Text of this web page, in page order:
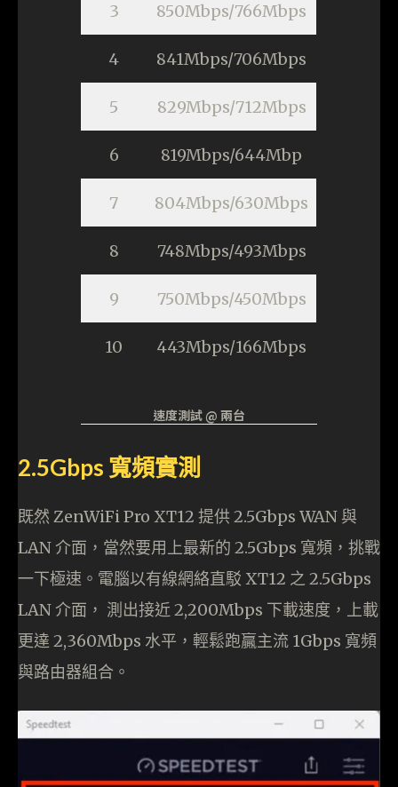
3 850Mbps/766Mbps
4 841Mbps/706Mbps
5 829Mbps/712Mbps
6 819Mbps/644Mbp
7 804Mbps/630Mbps
8 748Mbps/493Mbps
9 750Mbps/450Mbps
10 443Mbps/166Mbps
速度測試 @ 兩台
2.5Gbps 寬頻實測
既然 ZenWiFi Pro XT12 提供 2.5Gbps WAN 與
LAN 介面，當然要用上最新的 2.5Gbps 寬頻，挑戰
一下極速。電腦以有線網絡直駁 XT12 之 2.5Gbps
LAN 介面， 測出接近 2,200Mbps 下載速度，上載
更達 2,360Mbps 水平，輕鬆跑贏主流 1Gbps 寬頻
與路由器組合。